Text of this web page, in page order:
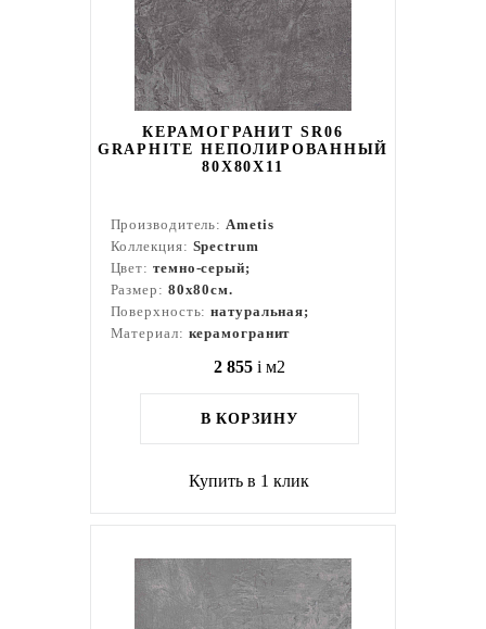
КЕРАМОГРАНИТ SR06
GRAPHITE НЕПОЛИРОВАННЫЙ
80X80Х11
Производитель:Ametis
Коллекция: Spectrum
Цвет: темно-серый;
Размер: 80x80см.
Поверхность:натуральная;
Материал: керамогранит
2 855 i м2
В КОРЗИНУ
Купить в 1 клик